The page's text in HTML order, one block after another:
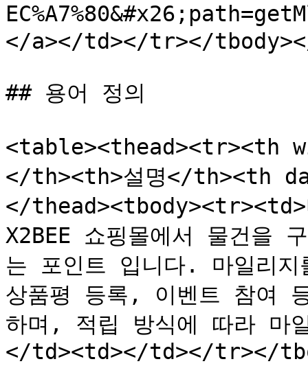
</a></td></tr></
## 용어 정의
<table><thead><tr><th
</th><th>설명</th><th
</thead><tbody><tr><td>
X2BEE 쇼핑몰에서 물건을
는 포인트 입니다. 마일리
상품평 등록, 이벤트 참여
하며, 적립 방식에 따라 마
</td><td></td></tr></